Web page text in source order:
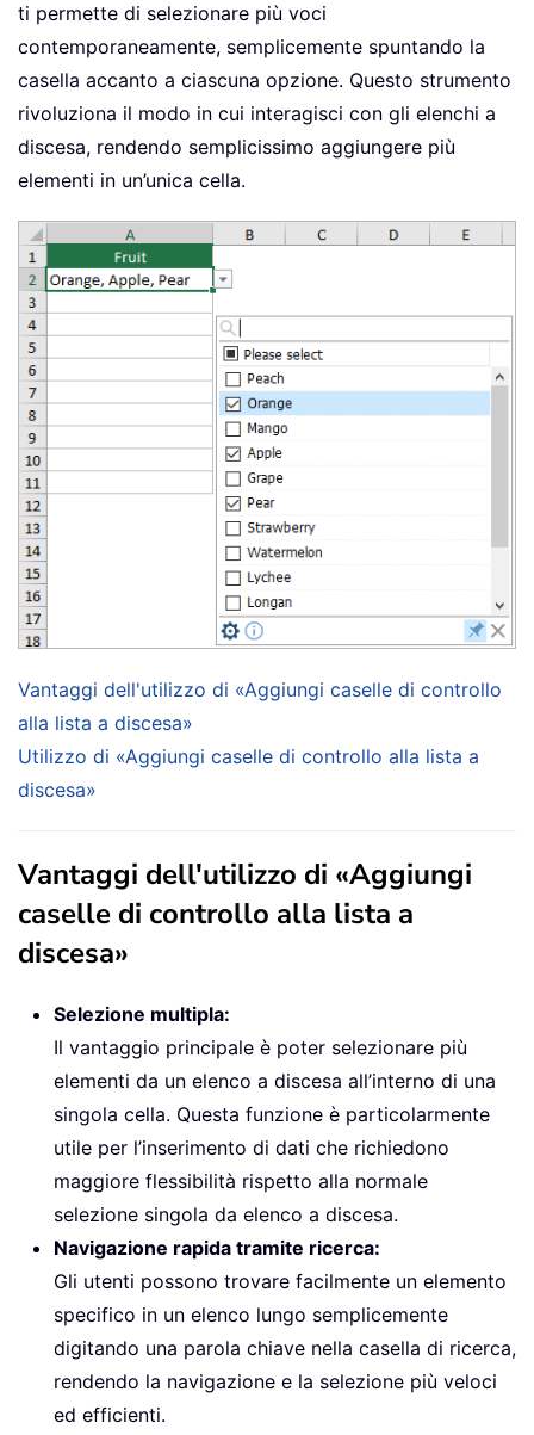
ti permette di selezionare più voci
contemporaneamente, semplicemente spuntando la
casella accanto a ciascuna opzione. Questo strumento
rivoluziona il modo in cui interagisci con gli elenchi a
discesa, rendendo semplicissimo aggiungere più
elementi in un’unica cella.
Vantaggi dell'utilizzo di «Aggiungi caselle di controllo
alla lista a discesa»
Utilizzo di «Aggiungi caselle di controllo alla lista a
discesa»
Vantaggi dell'utilizzo di «Aggiungi
caselle di controllo alla lista a
discesa»
Selezione multipla:
Il vantaggio principale è poter selezionare più
elementi da un elenco a discesa all’interno di una
singola cella. Questa funzione è particolarmente
utile per l’inserimento di dati che richiedono
maggiore flessibilità rispetto alla normale
selezione singola da elenco a discesa.
Navigazione rapida tramite ricerca:
Gli utenti possono trovare facilmente un elemento
specifico in un elenco lungo semplicemente
digitando una parola chiave nella casella di ricerca,
rendendo la navigazione e la selezione più veloci
ed efficienti.